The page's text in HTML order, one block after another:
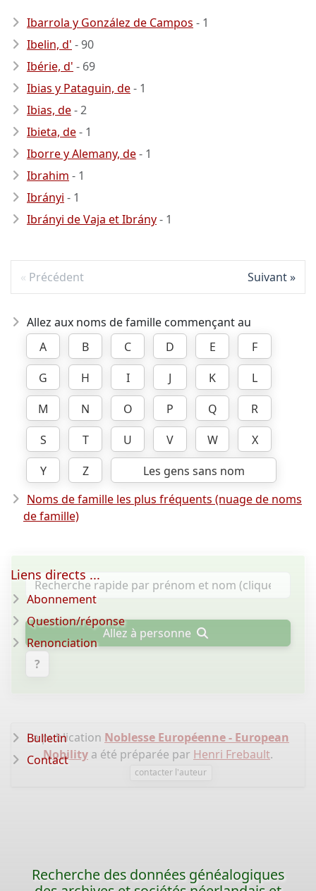
Ibarrola y González de Campos - 1
Ibelin, d' - 90
Ibérie, d' - 69
Ibias y Pataguin, de- 1
Ibias, de- 2
Ibieta, de- 1
Iborre y Alemany, de- 1
Ibrahim - 1
Ibrányi - 1
Ibrányi de Vaja et Ibrány- 1
Précédent Suivant
Allez aux noms de famille commençant au
A
B C D E
F
G
H I J K
L
M
N O P Q
R
S
T U V W
X
Y
Z
Les gens sans nom
Noms de famille les plus fréquents (nuage de noms
de famille)
Allez à personne
?
La publication Noblesse Européenne - European
Nobility a été préparée par Henri Frebault.
contacter l'auteur
Liens directs ...
Abonnement
Question/réponse
Renonciation
Bulletin
Contact
Recherche des données généalogiques